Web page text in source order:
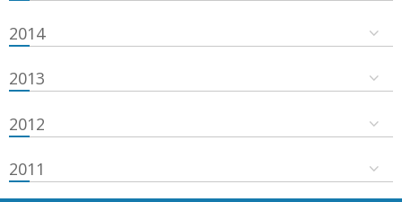
2014
2013
2012
2011